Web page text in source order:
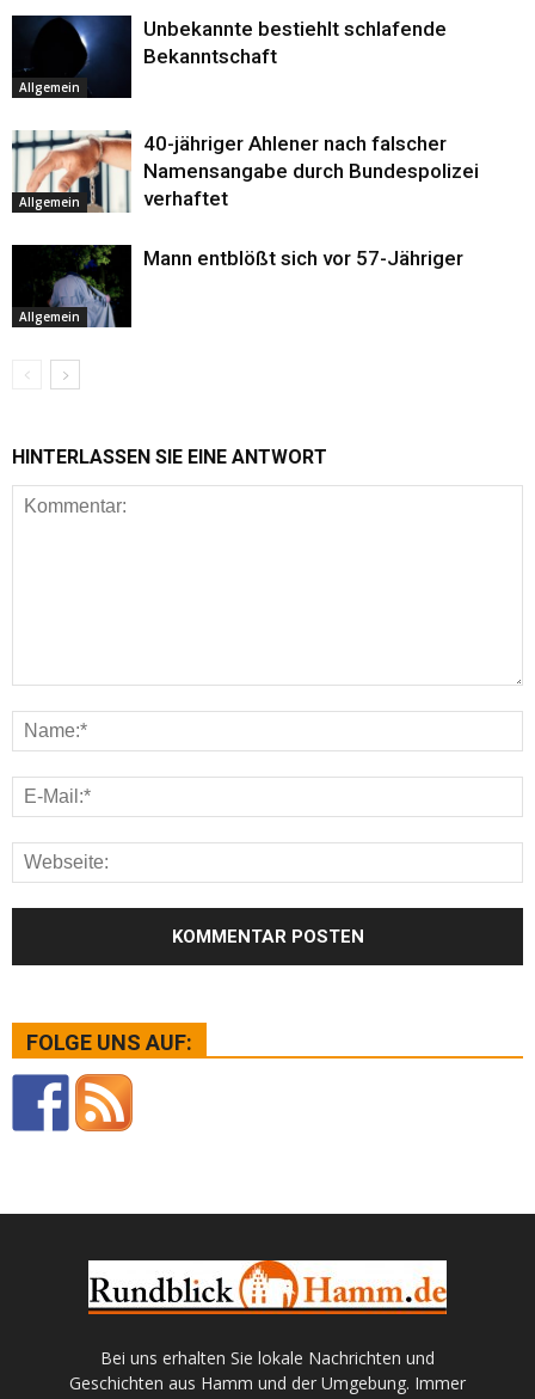
Allgemein
Unbekannte bestiehlt schlafende
Bekanntschaft
Allgemein
40-jähriger Ahlener nach falscher
Namensangabe durch Bundespolizei
verhaftet
Allgemein
Mann entblößt sich vor 57-Jähriger
HINTERLASSEN SIE EINE ANTWORT
FOLGE UNS AUF:
Bei uns erhalten Sie lokale Nachrichten und
Geschichten aus Hamm und der Umgebung. Immer